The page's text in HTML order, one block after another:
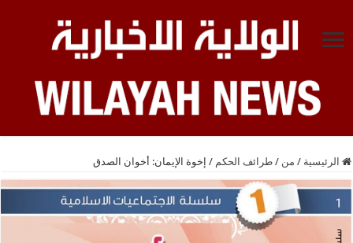
الرئيسية / من / طرائف الحكم / إخوة الإيمان: أخوان الصدق